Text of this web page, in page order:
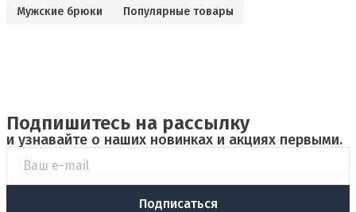
Мужские брюки Популярные товары
Подпишитесь на рассылку
и узнавайте о наших новинках и акциях первыми.
Подписаться